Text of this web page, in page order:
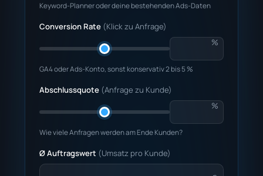
Keyword-Planner oder deine bestehenden Ads-Daten
Conversion Rate (Klick zu Anfrage)
%
GA4 oder Ads-Konto, sonst konservativ 2 bis 5 %
Abschlussquote (Anfrage zu Kunde)
%
Wie viele Anfragen werden am Ende Kunden?
Ø Auftragswert (Umsatz pro Kunde)